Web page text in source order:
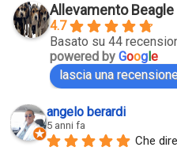
Allevamento
4.7
Basato su 44
powered byGoogle
lascia una
angelo berardi
5 anni fa
Che